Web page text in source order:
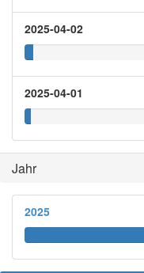
2025-04-02
2025-04-01
Jahr
2025